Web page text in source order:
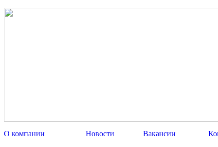
О компании Новости Вакансии